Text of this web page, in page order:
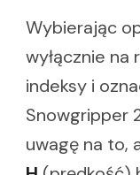
Wybierając
wyłącznie na
indeksy i
Snowgripper
uwagę na to,